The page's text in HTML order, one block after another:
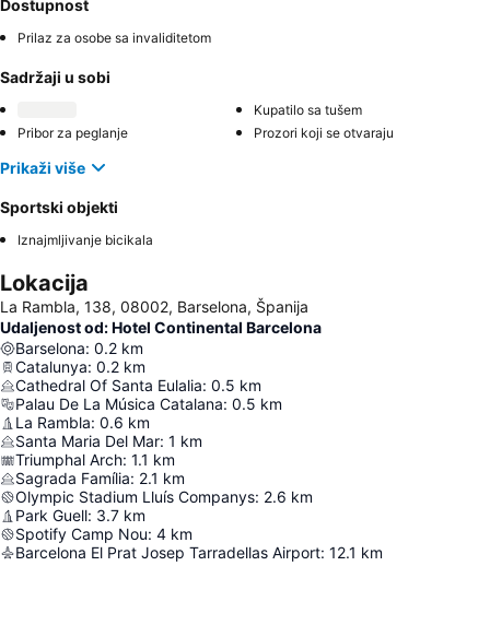
Dostupnost
Prilaz za osobe sa invaliditetom
Sadržaji u sobi
Kupatilo sa tušem
Pribor za peglanje
Prozori koji se otvaraju
Prikaži više
Sportski objekti
Iznajmljivanje bicikala
Lokacija
La Rambla, 138, 08002, Barselona, Španija
Udaljenost od: Hotel Continental Barcelona
Barselona: 0.2 km
Catalunya: 0.2 km
Cathedral Of Santa Eulalia: 0.5 km
Palau De La Música Catalana: 0.5 km
La Rambla: 0.6 km
Santa Maria Del Mar: 1 km
Triumphal Arch: 1.1 km
Sagrada Família: 2.1 km
Olympic Stadium Lluís Companys: 2.6 km
Park Guell: 3.7 km
Spotify Camp Nou: 4 km
Barcelona El Prat Josep Tarradellas Airport: 12.1 km